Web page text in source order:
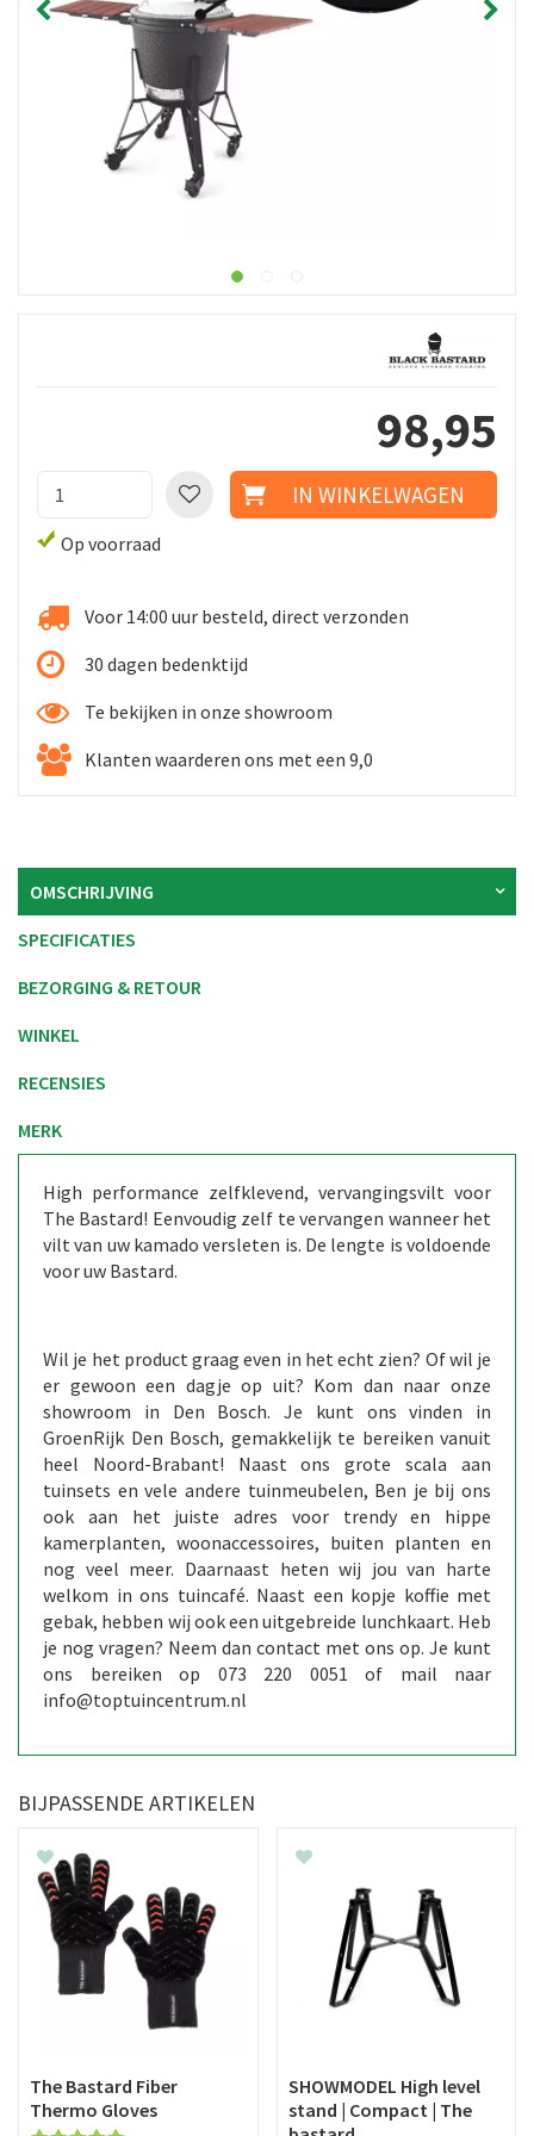
98,95
Op voorraad
Voor 14:00 uur besteld, direct verzonden
30 dagen bedenktijd
Te bekijken in onze showroom
Klanten waarderen ons met een 9,0
OMSCHRIJVING
SPECIFICATIES
BEZORGING & RETOUR
WINKEL
RECENSIES
MERK
High performance zelfklevend, vervangingsvilt voor
The Bastard! Eenvoudig zelf te vervangen wanneer het
vilt van uw kamado versleten is. De lengte is voldoende
voor uw Bastard.
Wil je het product graag even in het echt zien? Of wil je
er gewoon een dagje op uit? Kom dan naar onze
showroom in Den Bosch. Je kunt ons vinden in
GroenRijk Den Bosch, gemakkelijk te bereiken vanuit
heel Noord-Brabant! Naast ons grote scala aan
tuinsets en vele andere tuinmeubelen, Ben je bij ons
ook aan het juiste adres voor trendy en hippe
kamerplanten, woonaccessoires, buiten planten en
nog veel meer. Daarnaast heten wij jou van harte
welkom in ons tuincafé. Naast een kopje koffie met
gebak, hebben wij ook een uitgebreide lunchkaart. Heb
je nog vragen? Neem dan contact met ons op. Je kunt
ons bereiken op 073 220 0051 of mail naar
info@toptuincentrum.nl
BIJPASSENDE ARTIKELEN
The Bastard Fiber
Thermo Gloves
SHOWMODEL High level
stand | Compact | The